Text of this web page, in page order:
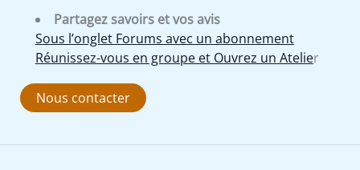
Partagez savoirs et vos avis
Sous l’onglet Forums avec un abonnement
Réunissez-vous en groupe et Ouvrez un Atelier
Nous contacter